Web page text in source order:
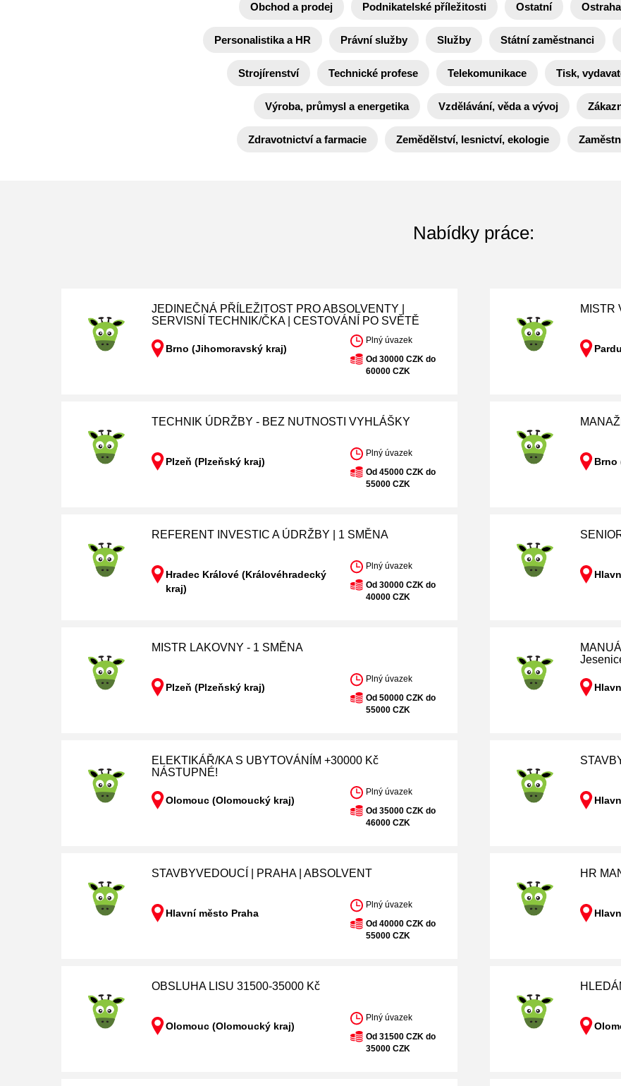
Obchod a prodej Podnikatelské příležitosti Ostatní
Personalistika a HR Právní služby Služby Státní zaměstnanci
Strojírenství Technické profese Telekomunikace Tisk,
Výroba, průmysl a energetika Vzdělávání, věda a vývoj
Zdravotnictví a farmacie Zemědělství, lesnictví, ekologie
Nabídky práce:
JEDINEČNÁ PŘÍLEŽITOST PRO ABSOLVENTY |
SERVISNÍ TECHNIK/ČKA | CESTOVÁNÍ PO SVĚTĚ
Brno (Jihomoravský kraj)
Plný úvazek
Od 30000 CZK do
60000 CZK
MISTR
TECHNIK ÚDRŽBY - BEZ NUTNOSTI VYHLÁŠKY
Plzeň (Plzeňský kraj)
Plný úvazek
Od 45000 CZK do
55000 CZK
Brno
REFERENT INVESTIC A ÚDRŽBY | 1 SMĚNA
Hradec Králové (Královéhradecký
kraj)
Plný úvazek
Od 30000 CZK do
40000 CZK
MISTR LAKOVNY - 1 SMĚNA
Plzeň (Plzeňský kraj)
Plný úvazek
Od 50000 CZK do
55000 CZK
ELEKTIKÁŘ/KA S UBYTOVÁNÍM +30000 Kč
NÁSTUPNÉ!
Olomouc (Olomoucký kraj)
Plný úvazek
Od 35000 CZK do
46000 CZK
STAVBYVEDOUCÍ | PRAHA | ABSOLVENT
Hlavní město Praha
Plný úvazek
Od 40000 CZK do
55000 CZK
HR
OBSLUHA LISU 31500-35000 Kč
Olomouc (Olomoucký kraj)
Plný úvazek
Od 31500 CZK do
35000 CZK